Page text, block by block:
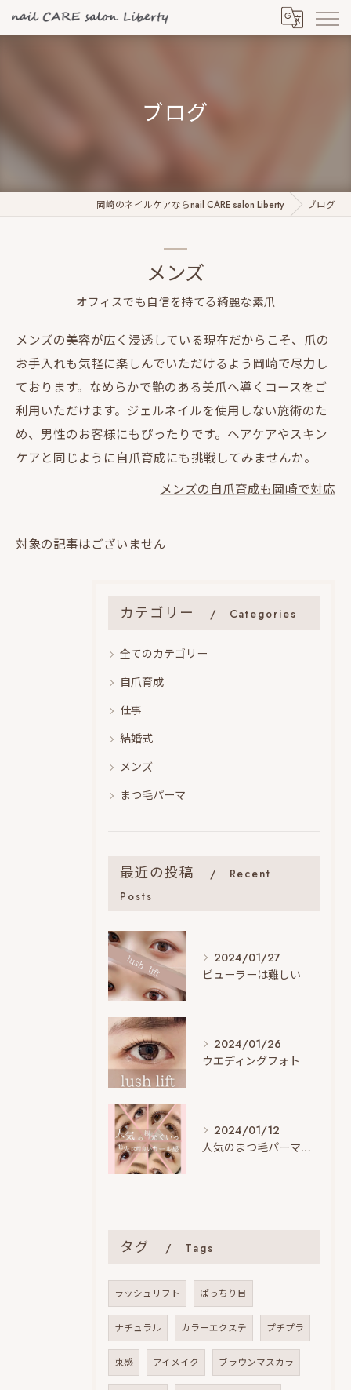
ブログ
岡崎のネイルケアならnail CARE salon Liberty ブログ
メンズ
オフィスでも自信を持てる綺麗な素爪
メンズの美容が広く浸透している現在だからこそ、爪の
お手入れも気軽に楽しんでいただけるよう岡崎で尽力し
ております。なめらかで艶のある美爪へ導くコースをご
利用いただけます。ジェルネイルを使用しない施術のた
め、男性のお客様にもぴったりです。ヘアケアやスキン
ケアと同じように自爪育成にも挑戦してみませんか。
メンズの自爪育成も岡崎で対応
対象の記事はございません
カテゴリー Categories
全てのカテゴリー
自爪育成
仕事
結婚式
メンズ
まつ毛パーマ
最近の投稿
Recent
Posts
2024/01/27
ビューラーは難しい
2024/01/26
ウエディングフォト
2024/01/12
人気のまつ毛パーマデザイン
タグ Tags
ラッシュリフト ぱっちり目
ナチュラル カラーエクステ プチプラ
束感 アイメイク ブラウンマスカラ